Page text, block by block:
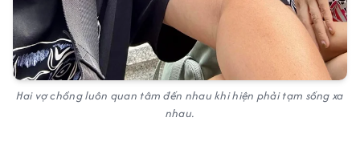
Hai vợ chồng luôn quan tâm đến nhau khi hiện phải tạm sống xa
nhau.